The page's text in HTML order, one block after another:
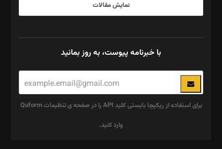
نمایش مقالات
با خبرنامه پیوست، به روز بمانید
برای استفاده از ریکپچا بایستی کلید API را در صفحه ی تنظیمات Quform
وارد کنید.